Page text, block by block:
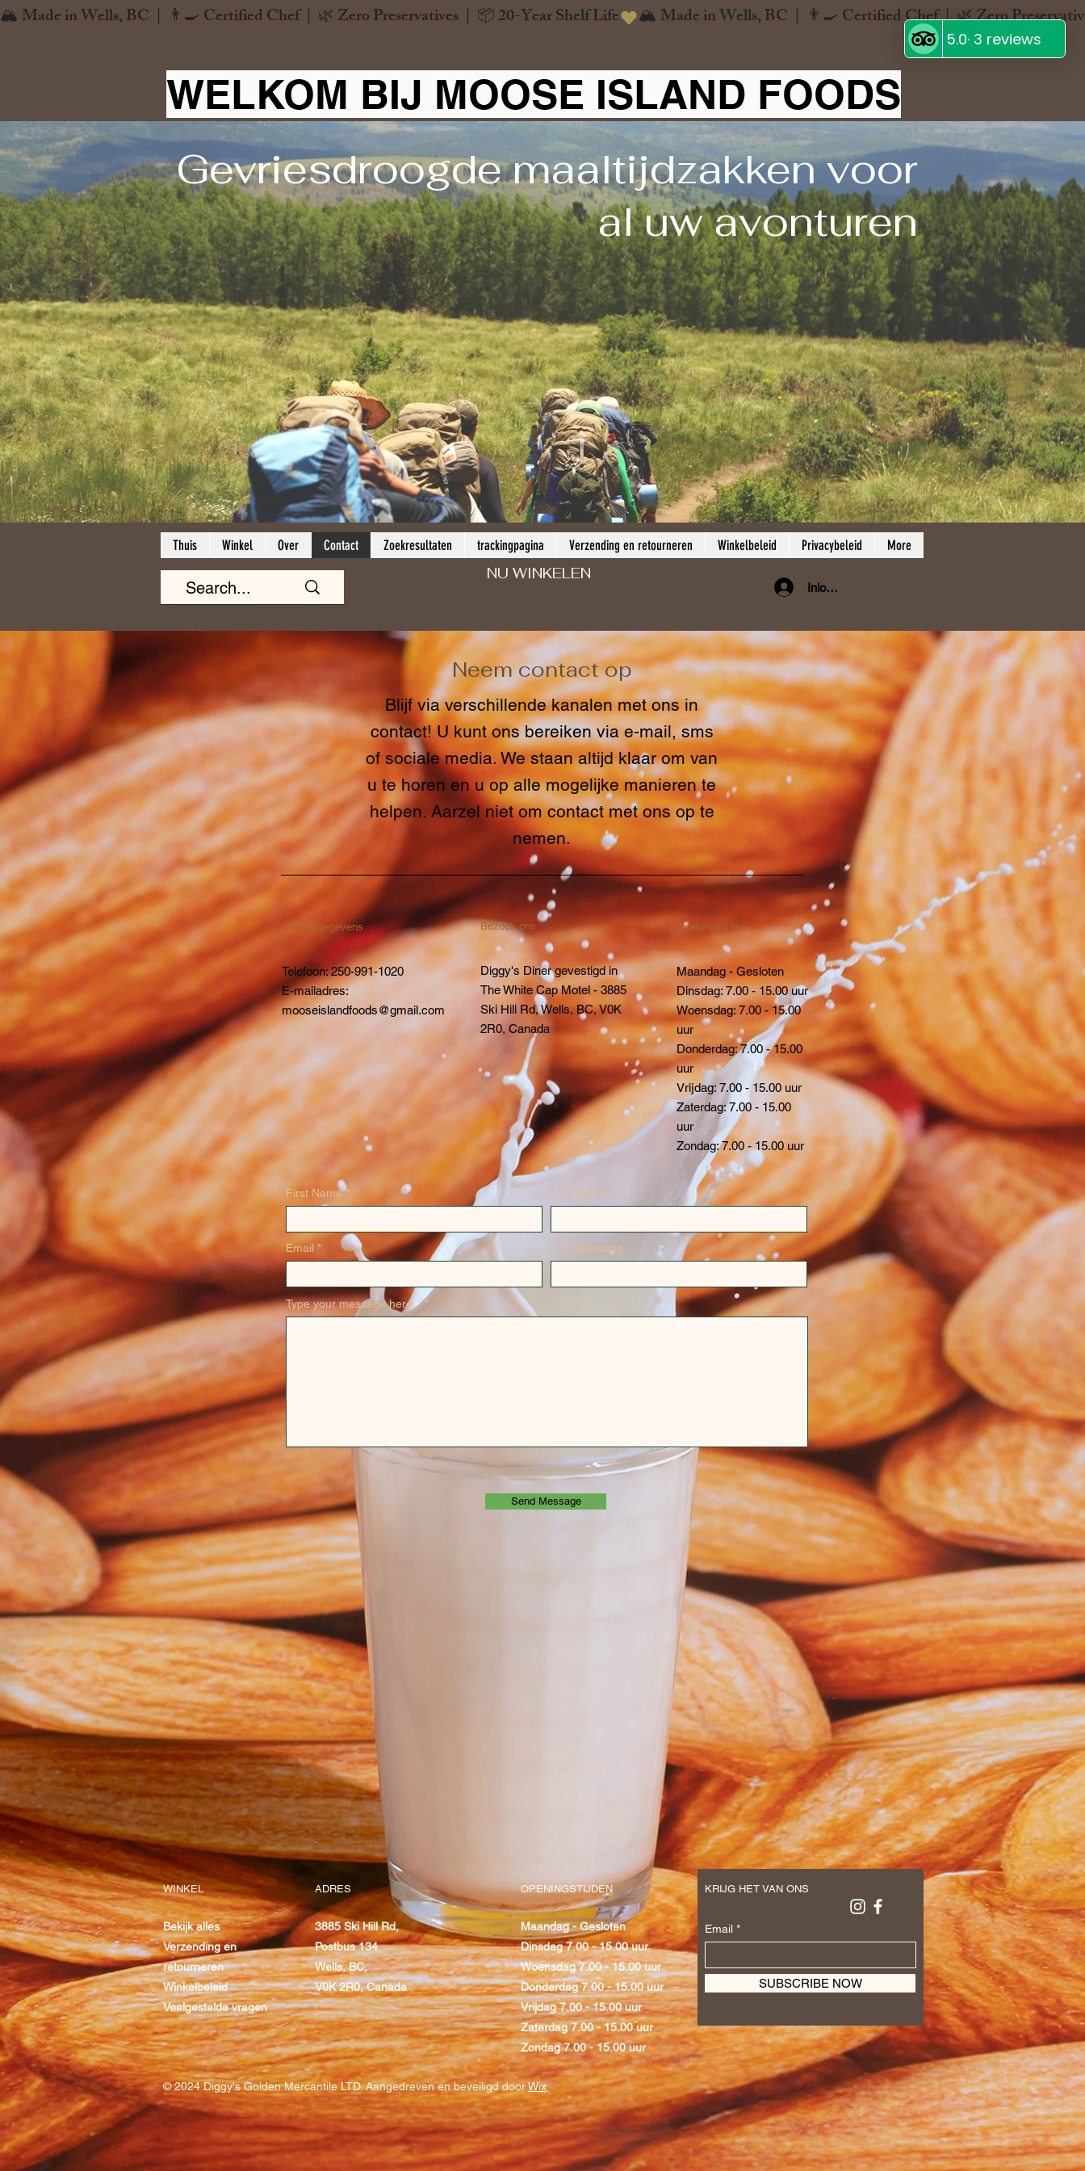
🏔️ Made in Wells, BC  |  👨‍🍳 Certified Chef  |  🌿 Zero Preservatives  |  📦 20-Year Shelf Life
WELKOM BIJ MOOSE ISLAND FOODS
Gevriesdroogde maaltijdzakken voor
al uw avonturen
Thuis Winkel Over Contact Zoekresultaten trackingpagina Verzending en retourneren Winkelbeleid Privacybeleid More
NU WINKELEN
Inloggen
Neem contact op
Blijf via verschillende kanalen met ons in
contact! U kunt ons bereiken via e-mail, sms
of sociale media. We staan altijd klaar om van
u te horen en u op alle mogelijke manieren te
helpen. Aarzel niet om contact met ons op te
nemen.
Contactgegevens
Telefoon: 250-991-1020
E-mailadres:
mooseislandfoods@gmail.com
Bezoek ons
Diggy's Diner gevestigd in
The White Cap Motel - 3885
Ski Hill Rd, Wells, BC, V0K
2R0, Canada
Openingstijden
Maandag - Gesloten
Dinsdag: 7.00 - 15.00 uur
Woensdag: 7.00 - 15.00
uur
Donderdag: 7.00 - 15.00
uur
Vrijdag: 7.00 - 15.00 uur
Zaterdag: 7.00 - 15.00
uur
Zondag: 7.00 - 15.00 uur
First Name Last Name
Email Your Message
Type your message here...
Send Message
WINKEL
Bekijk alles
Verzending en
retourneren
Winkelbeleid
Veelgestelde vragen
ADRES
3885 Ski Hill Rd,
Postbus 134
Wells, BC,
V0K 2R0, Canada
OPENINGSTIJDEN
Maandag - Gesloten
Dinsdag 7.00 - 15.00 uur
Woensdag 7.00 - 15.00 uur
Donderdag 7.00 - 15.00 uur
Vrijdag 7.00 - 15.00 uur
Zaterdag 7.00 - 15.00 uur
Zondag 7.00 - 15.00 uur
KRIJG HET VAN ONS
Email
SUBSCRIBE NOW
© 2024 Diggy's Golden Mercantile LTD. Aangedreven en beveiligd doorWix